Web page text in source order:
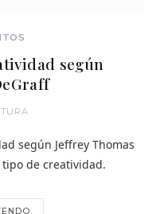
según
según Jeffrey Thomas
de creatividad.